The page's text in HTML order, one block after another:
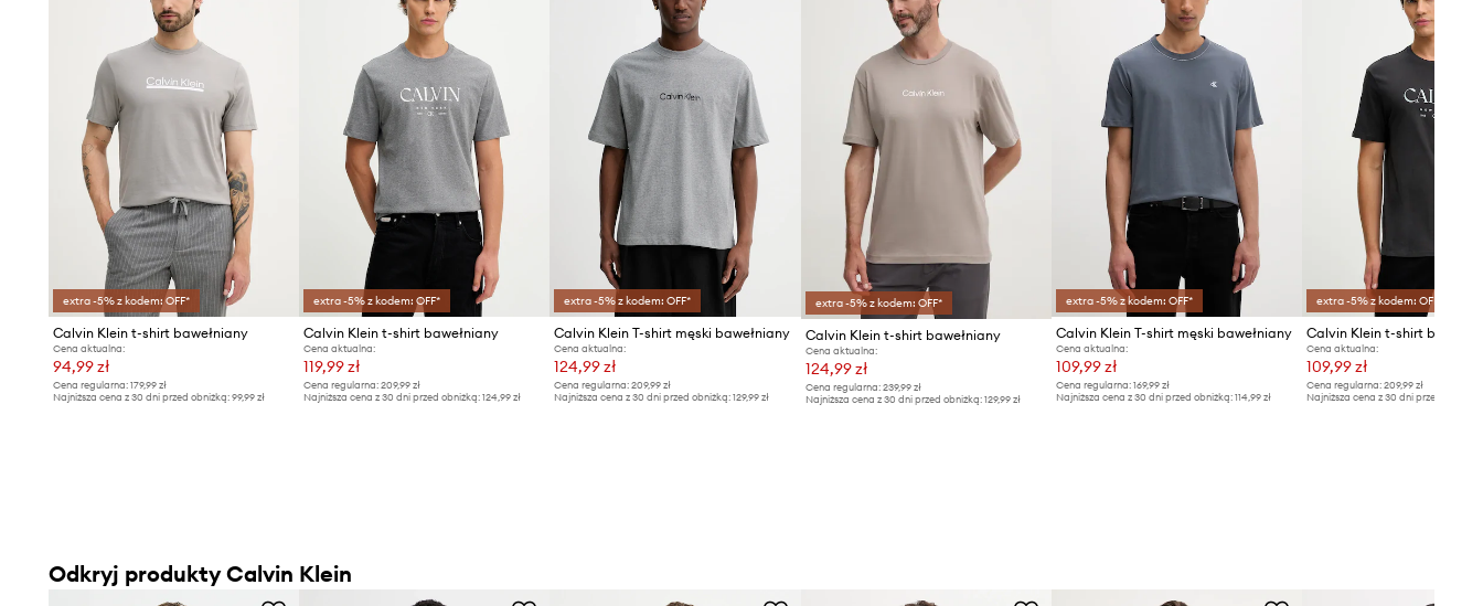
Elastyczny materiał
– wspomaga dopasowanie do ciała, nie krępując ruchów
podczas aktywności
Uniwersalny styl – model pasuje do casualowych, klasycznych i
streetwearowych zestawień
Subtelny haft z logo – dodaje koszulce charakteru, podkreślając markową
jakość produktu
Tabela rozmiarów
extra -5% z kodem: OFF*
Calvin Klein t-shirt bawełniany
Cena aktualna:
94,99 zł
Cena regularna: 179,99 zł
Najniższa cena z 30 dni przed obniżką: 99,99 zł
extra -5% z kodem: OFF*
Calvin Klein t-shirt bawełniany
Cena aktualna:
119,99 zł
Cena regularna:209,99 zł
Najniższa cena z 30 dni przed obniżką:124,99 zł
extra -5% z kodem: OFF*
Calvin Klein T-shirt męski bawełniany
Cena aktualna:
124,99 zł
Cena regularna: 209,99 zł
Najniższa cena z 30 dni przed obniżką: 129,99 zł
extra -5% z kodem: OFF*
Calvin Klein t-shirt bawełniany
Cena aktualna:
124,99 zł
Cena regularna: 239,99 zł
Najniższa cena z 30 dni przed obniżką: 129,99 zł
extra -5% z kodem: OFF*
Calvin Klein T-shirt męski bawełniany
Cena aktualna:
109,99 zł
Cena regularna:169,99 zł
Najniższa cena z 30 dni przed obniżką:114,99 zł
extra -5% z kodem: OFF*
Calvin Klein t-shirt
Cena aktualna:
109,99 zł
Cena regularna: 209,99 zł
Najniższa cena z 30 dni przed obniżką:
Odkryj produkty Calvin Klein